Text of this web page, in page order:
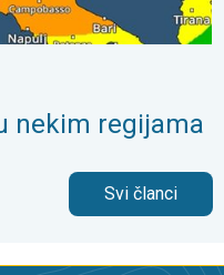
nekim regijama
Svi članci